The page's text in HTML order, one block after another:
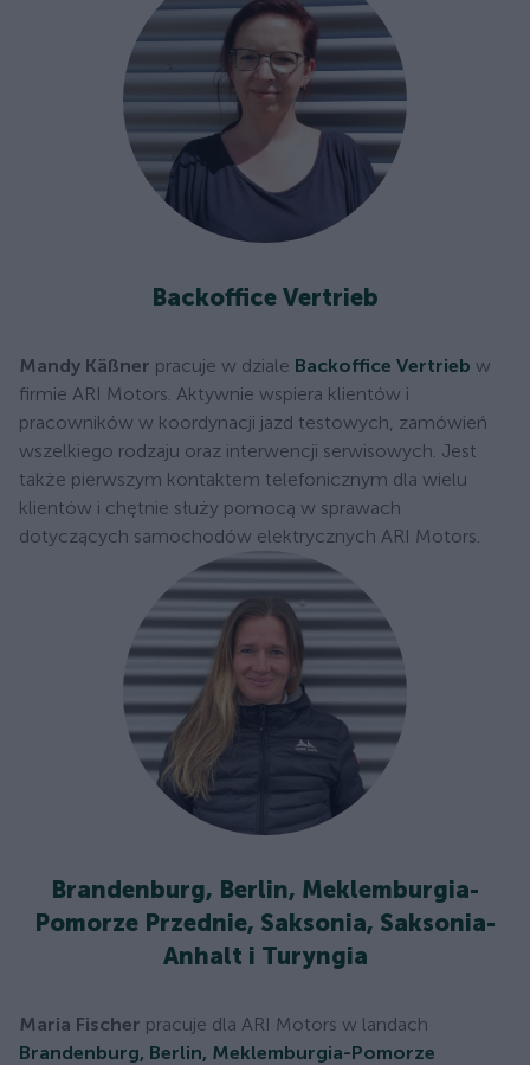
Backoffice Vertrieb
Mandy Käßner pracuje w dziale Backoffice Vertrieb w
firmie ARI Motors. Aktywnie wspiera klientów i
pracowników w koordynacji jazd testowych, zamówień
wszelkiego rodzaju oraz interwencji serwisowych. Jest
także pierwszym kontaktem telefonicznym dla wielu
klientów i chętnie służy pomocą w sprawach
dotyczących samochodów elektrycznych ARI Motors.
Brandenburg, Berlin, Meklemburgia-
Pomorze Przednie, Saksonia, Saksonia-
Anhalt i Turyngia
Maria Fischer pracuje dla ARI Motors w landach
Brandenburg, Berlin, Meklemburgia-Pomorze